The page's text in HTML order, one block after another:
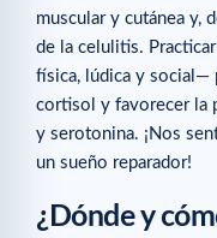
muscular y cutánea y,
de la celulitis.
física, lúdica y social—
cortisol y favorecer la
y serotonina. ¡Nos
un sueño reparador!
¿Dónde y